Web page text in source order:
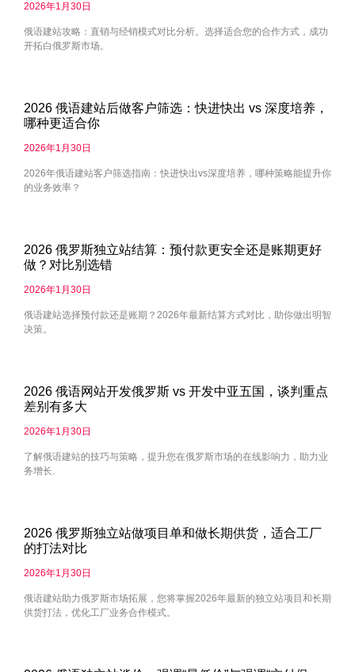
2026年1月30日
俄语建站攻略：直销与经销模式对比分析。选择适合您的合作方式，成功
开拓白俄罗斯市场。
2026 俄语建站后做客户筛选：快进快出 vs 深度培养，
哪种更适合你
2026年1月30日
2026年俄语建站客户筛选指南：快进快出vs深度培养，哪种策略能提升你
的业务效率？
2026 俄罗斯独立站结算：预付款更安全还是账期更好
做？对比别选错
2026年1月30日
俄语建站选择预付款还是账期？2026年最新结算方式对比，助你做出明智
决策。
2026 俄语网站开发俄罗斯 vs 开发中亚五国，谈判重点
差别有多大
2026年1月30日
了解俄语建站的技巧与策略，提升您在俄罗斯市场的在线影响力，助力业
务增长.
2026 俄罗斯独立站做项目单和做长期供货，适合工厂
的打法对比
2026年1月30日
俄语建站助力俄罗斯市场拓展，您将掌握2026年最新的独立站项目和长期
供货打法，优化工厂业务合作模式。